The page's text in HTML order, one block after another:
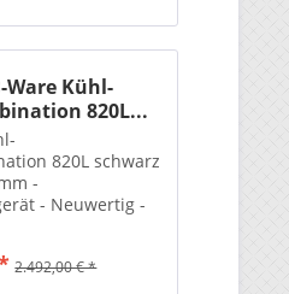
Ware Kühl-
820L...
820L schwarz
-
- Neuwertig -
2.492,00 € *